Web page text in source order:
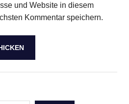
und Website in diesem
Kommentar speichern.